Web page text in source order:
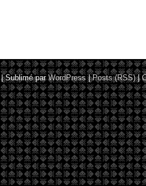
Sublimé parWordPress |Posts (RSS)|